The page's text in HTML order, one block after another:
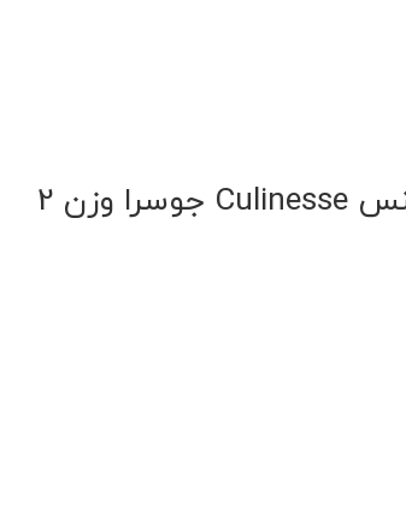
غذای خشک گربه بد غذا کولینس Culinesse جوسرا وزن 2